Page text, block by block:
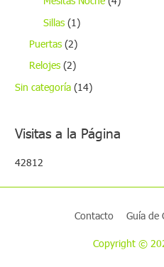
Sillas (1)
Puertas (2)
Relojes (2)
Sin categoría (14)
Visitas a la Página
42812
Contacto Guía de
Copyright ©